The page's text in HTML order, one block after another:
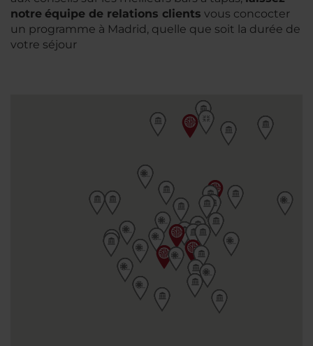
notre équipe de relations clients vous concocter
un programme à Madrid, quelle que soit la durée de
votre séjour